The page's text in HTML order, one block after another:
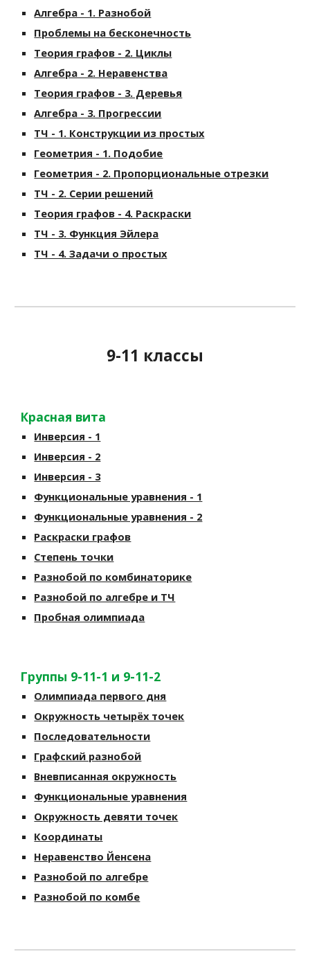
Алгебра - 1. Разнобой
Проблемы на бесконечность
Теория графов - 2. Циклы
Алгебра - 2. Неравенства
Теория графов - 3. Деревья
Алгебра - 3. Прогрессии
ТЧ - 1. Конструкции из простых
Геометрия - 1. Подобие
Геометрия - 2. Пропорциональные отрезки
ТЧ - 2. Серии решений
Теория графов - 4. Раскраски
ТЧ - 3. Функция Эйлера
ТЧ - 4. Задачи о простых
9-11 классы
Красная вита
Инверсия - 1
Инверсия - 2
Инверсия - 3
Функциональные уравнения - 1
Функциональные уравнения - 2
Раскраски графов
Степень точки
Разнобой по комбинаторике
Разнобой по алгебре и ТЧ
Пробная олимпиада
Группы 9-11-1 и 9-11-2
Олимпиада первого дня
Окружность четырёх точек
Последовательности
Графский разнобой
Вневписанная окружность
Функциональные уравнения
Окружность девяти точек
Координаты
Неравенство Йенсена
Разнобой по алгебре
Разнобой по комбе